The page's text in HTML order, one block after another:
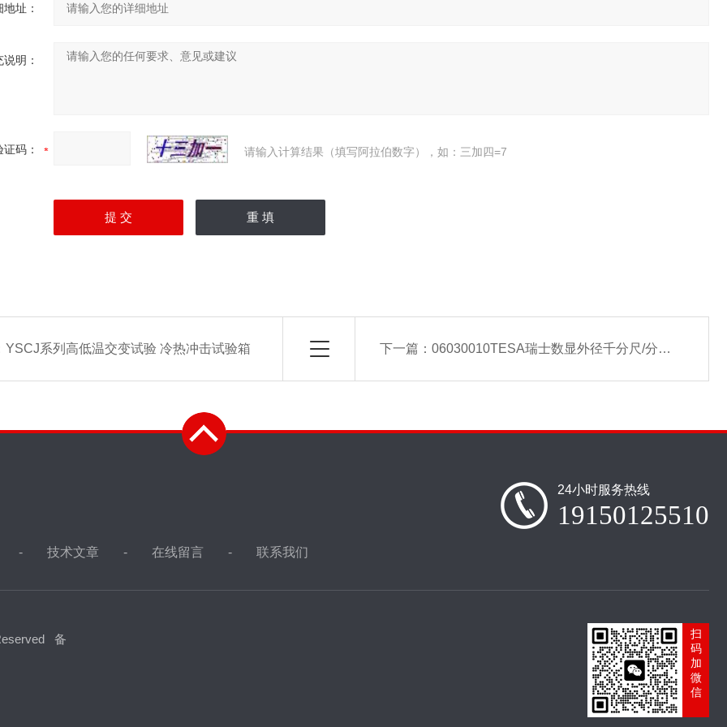
址：
明：
证码： 请输入计算结果（填写阿拉伯数字），如：三加四=7
YSCJ系列高低温交变试验 冷热冲击试验箱 下一篇： 06030010TESA瑞士数显外径千分尺/分厘卡
技术文章 在线留言 联系我们
24小时服务热线
19150125510
备
扫
码
加
微
信